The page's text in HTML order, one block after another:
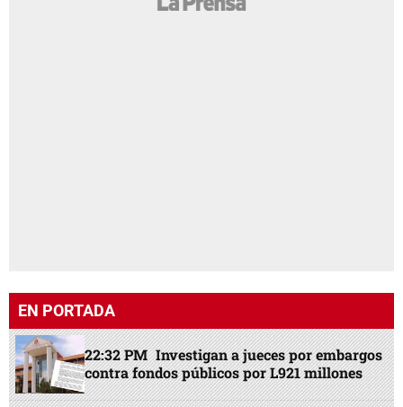
EN PORTADA
22:32 PM Investigan a jueces por embargos
contra fondos públicos por L921 millones